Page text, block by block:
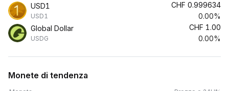
USD1
USD1
CHF 0.999634
0.00%
Global Dollar
USDG
CHF 1.00
0.00%
Monete di tendenza